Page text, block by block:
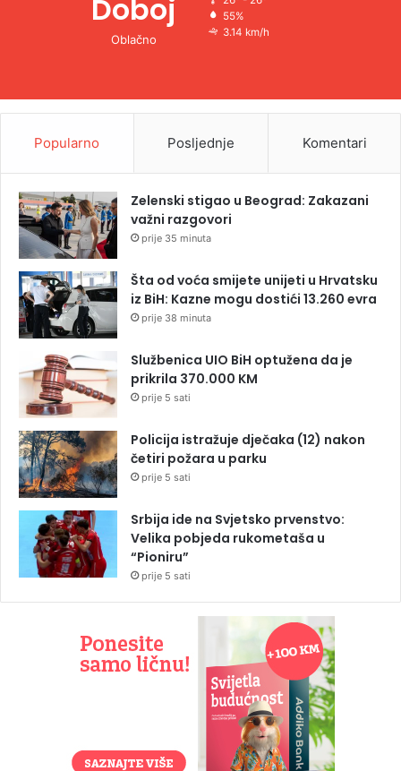
Doboj
Oblačno
55%
3.14 km/h
Popularno Posljednje Komentari
Zelenski stigao u Beograd: Zakazani
važni razgovori
prije 35 minuta
Šta od voća smijete unijeti u Hrvatsku
iz BiH: Kazne mogu dostići 13.260 evra
prije 38 minuta
Službenica UIO BiH optužena da je
prikrila 370.000 KM
prije 5 sati
Policija istražuje dječaka (12) nakon
četiri požara u parku
prije 5 sati
Srbija ide na Svjetsko prvenstvo:
Velika pobjeda rukometaša u
“Pioniru”
prije 5 sati